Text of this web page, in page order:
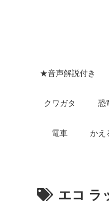
★音声解説付き
クワガタ 恐
電車 かえ
エコ ラ